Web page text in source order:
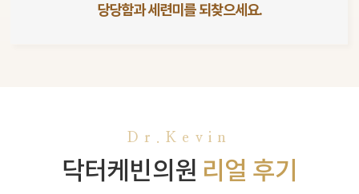
당당함과 세련미를 되찾으세요.
Dr.Kevin
닥터케빈의원 리얼 후기